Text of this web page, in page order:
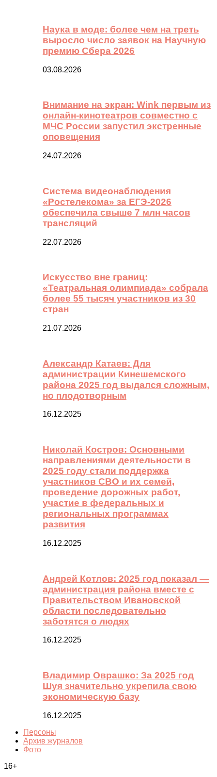
Наука в моде: более чем на треть
выросло число заявок на Научную
премию Сбера 2026
03.08.2026
Внимание на экран: Wink первым из
онлайн-кинотеатров совместно с
МЧС России запустил экстренные
оповещения
24.07.2026
Система видеонаблюдения
«Ростелекома» за ЕГЭ-2026
обеспечила свыше 7 млн часов
трансляций
22.07.2026
Искусство вне границ:
«Театральная олимпиада» собрала
более 55 тысяч участников из 30
стран
21.07.2026
Александр Катаев: Для
администрации Кинешемского
района 2025 год выдался сложным,
но плодотворным
16.12.2025
Николай Костров: Основными
направлениями деятельности в
2025 году стали поддержка
участников СВО и их семей,
проведение дорожных работ,
участие в федеральных и
региональных программах
развития
16.12.2025
Андрей Котлов: 2025 год показал —
администрация района вместе с
Правительством Ивановской
области последовательно
заботятся о людях
16.12.2025
Владимир Оврашко: За 2025 год
Шуя значительно укрепила свою
экономическую базу
16.12.2025
Персоны
Архив журналов
Фото
16+